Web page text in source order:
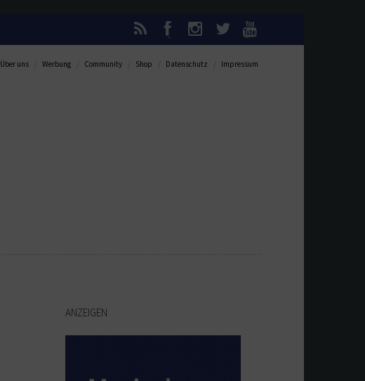
Über uns Werbung Community Shop Datenschutz Impressum
ANZEIGEN